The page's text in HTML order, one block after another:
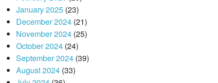
January 2025(23)
December 2024(21)
November 2024(25)
October 2024(24)
September 2024(39)
August 2024(33)